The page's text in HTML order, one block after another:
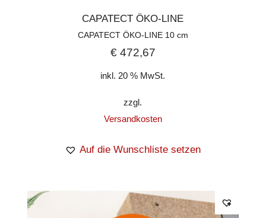
CAPATECT ÖKO-LINE
CAPATECT ÖKO-LINE 10 cm
€472,67
inkl. 20 % MwSt.
zzgl.
Versandkosten
Auf die Wunschliste setzen